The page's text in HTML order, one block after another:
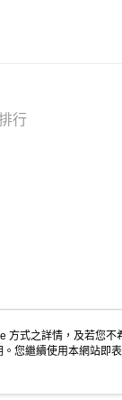
行
方式之詳情，及若您
。您繼續使用本網站即